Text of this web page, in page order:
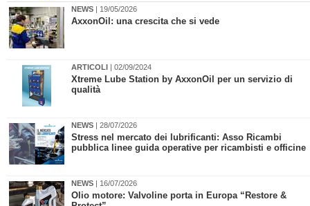
NEWS | 19/05/2026
AxxonOil: una crescita che si vede
ARTICOLI | 02/09/2024
Xtreme Lube Station by AxxonOil per un servizio di
qualità
NEWS | 28/07/2026
​Stress nel mercato dei lubrificanti: Asso Ricambi
pubblica linee guida operative per ricambisti e officine
NEWS | 16/07/2026
​Olio motore: Valvoline porta in Europa “Restore &